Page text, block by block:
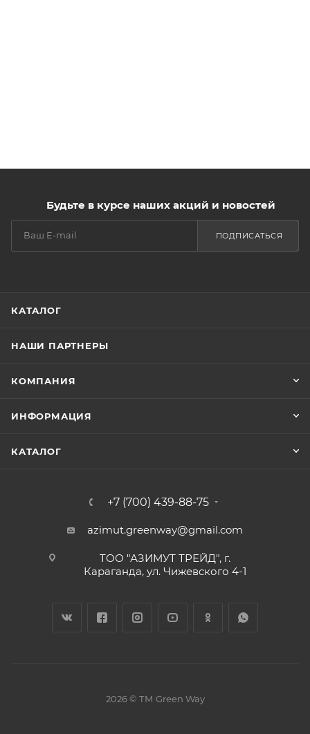
Будьте в курсе наших акций и новостей
ПОДПИСАТЬСЯ
КАТАЛОГ
НАШИ ПАРТНЕРЫ
КОМПАНИЯ
ИНФОРМАЦИЯ
КАТАЛОГ
+7 (700) 439-88-75
azimut.greenway@gmail.com
ТОО "АЗИМУТ ТРЕЙД", г.
Караганда, ул. Чижевского 4-1
2026 © ТМ Green Way